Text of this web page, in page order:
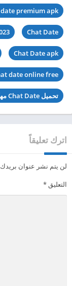
premium apk
Chat Date
Chat Date apk
date online free
تحميل Chat Date مهكرة
اترك تعليقاً
لن يتم نشر عنوان بريدك
التعليق*